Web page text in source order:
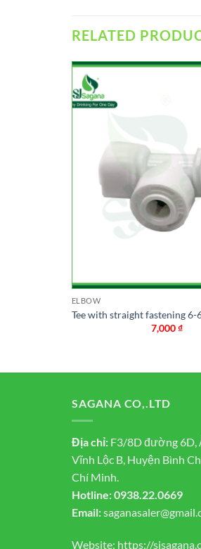
RELATED
ELBOW
Tee with straight fastening 6-
7,000₫
SAGANA CO,.LTD
Địa chỉ: F3/8D đường 6D,
Vĩnh Lộc B, Huyện Bình
Chí Minh.
Hotline:0938.22.0669
Email:
Website: https://